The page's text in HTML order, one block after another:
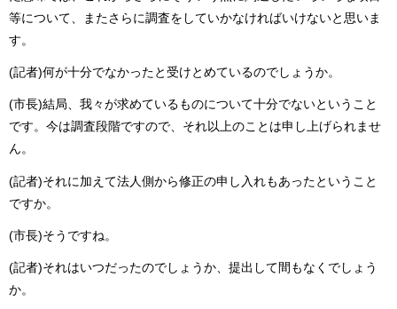
等について、またさらに調査をしていかなければいけないと思いま
す。
(記者)何が十分でなかったと受けとめているのでしょうか。
(市長)結局、我々が求めているものについて十分でないということ
です。今は調査段階ですので、それ以上のことは申し上げられませ
ん。
(記者)それに加えて法人側から修正の申し入れもあったということ
ですか。
(市長)そうですね。
(記者)それはいつだったのでしょうか、提出して間もなくでしょう
か。